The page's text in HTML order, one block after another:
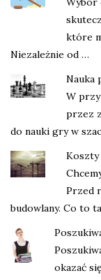
które
Niezależnie od …
Nauka
W
przez
do nauki gry w
Koszty
Przed
budowlany. Co to
okazać